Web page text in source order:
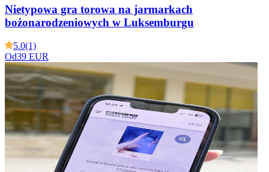
Nietypowa gra torowa na jarmarkach
bożonarodzeniowych w Luksemburgu
5.0(1)
Od39 EUR